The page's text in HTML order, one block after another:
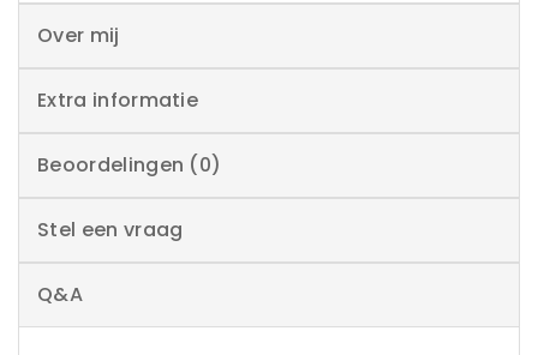
Over mij
Extra informatie
Beoordelingen (0)
Stel een vraag
Q&A